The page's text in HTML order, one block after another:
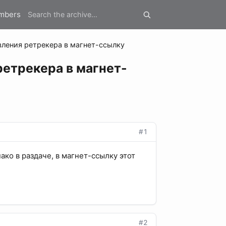
ретрекера в магнет-ссылку
в магнет-
#1
в раздаче, в магнет-ссылку этот
#2